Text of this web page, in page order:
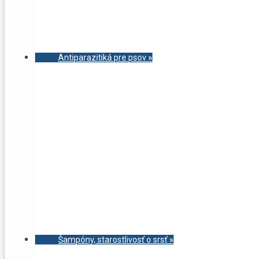
Antiparazitiká pre psov»
Šampóny, starostlivosť o srsť»